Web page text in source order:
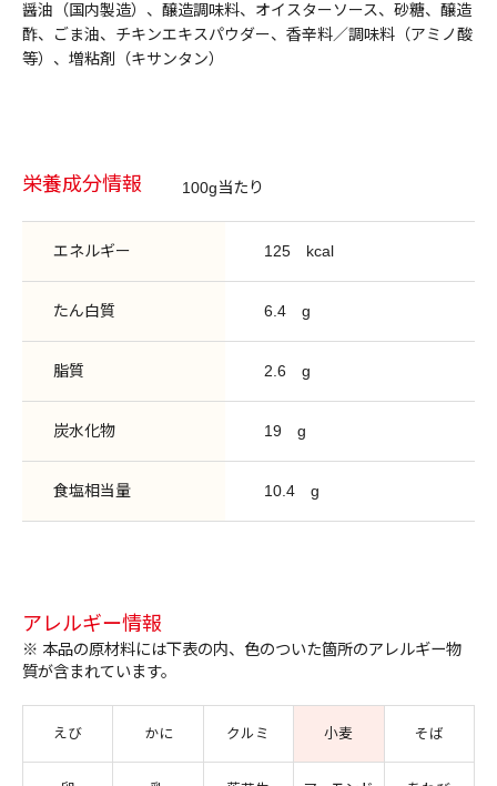
醤油（国内製造）、醸造調味料、オイスターソース、砂糖、醸造
酢、ごま油、チキンエキスパウダー、香辛料／調味料（アミノ酸
等）、増粘剤（キサンタン）
栄養成分情報 100g当たり
エネルギー 125 kcal
たん白質 6.4 g
脂質 2.6 g
炭水化物 19 g
食塩相当量 10.4 g
アレルギー情報
※ 本品の原材料には下表の内、色のついた箇所のアレルギー物
質が含まれています。
えび かに クルミ 小麦 そば